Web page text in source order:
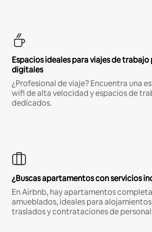
Espacios ideales para viajes de
digitales
¿Profesional de viaje? Encuentra una
wifi de alta velocidad y espacios de
dedicados.
¿Buscas apartamentos con servicios
En Airbnb, hay apartamentos
amueblados, ideales para
traslados y contrataciones de